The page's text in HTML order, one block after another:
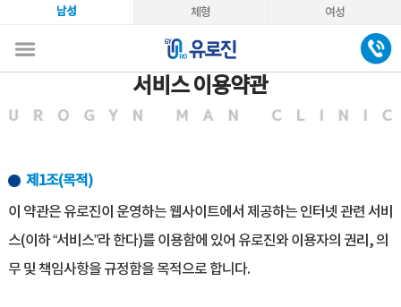
남성 체형 여성
서비스 이용약관
제1조(목적)
이 약관은 유로진이 운영하는 웹사이트에서 제공하는 인터넷 관련 서비
스(이하 “서비스”라 한다)를 이용함에 있어 유로진와 이용자의 권리, 의
무 및 책임사항을 규정함을 목적으로 합니다.